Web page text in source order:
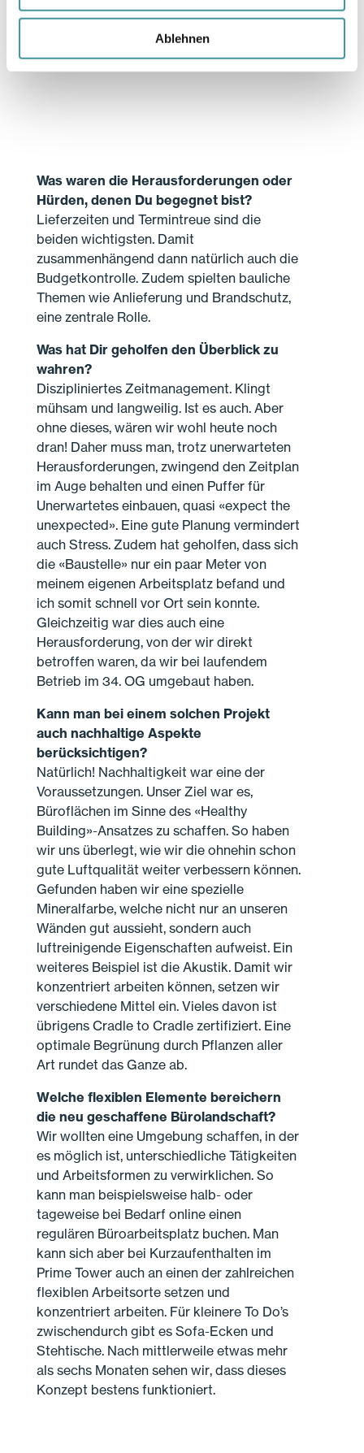
Ablehnen
einzubauen, quasi expect the
unexpected.»
Was waren die Herausforderungen oder
Hürden, denen Du begegnet bist?
Lieferzeiten und Termintreue sind die
beiden wichtigsten. Damit
zusammenhängend dann natürlich auch die
Budgetkontrolle. Zudem spielten bauliche
Themen wie Anlieferung und Brandschutz,
eine zentrale Rolle.
Was hat Dir geholfen den Überblick zu
wahren?
Diszipliniertes Zeitmanagement. Klingt
mühsam und langweilig. Ist es auch. Aber
ohne dieses, wären wir wohl heute noch
dran! Daher muss man, trotz unerwarteten
Herausforderungen, zwingend den Zeitplan
im Auge behalten und einen Puffer für
Unerwartetes einbauen, quasi «expect the
unexpected». Eine gute Planung vermindert
auch Stress. Zudem hat geholfen, dass sich
die «Baustelle» nur ein paar Meter von
meinem eigenen Arbeitsplatz befand und
ich somit schnell vor Ort sein konnte.
Gleichzeitig war dies auch eine
Herausforderung, von der wir direkt
betroffen waren, da wir bei laufendem
Betrieb im 34. OG umgebaut haben.
Kann man bei einem solchen Projekt
auch nachhaltige Aspekte
berücksichtigen?
Natürlich! Nachhaltigkeit war eine der
Voraussetzungen. Unser Ziel war es,
Büroflächen im Sinne des «Healthy
Building»-Ansatzes zu schaffen. So haben
wir uns überlegt, wie wir die ohnehin schon
gute Luftqualität weiter verbessern können.
Gefunden haben wir eine spezielle
Mineralfarbe, welche nicht nur an unseren
Wänden gut aussieht, sondern auch
luftreinigende Eigenschaften aufweist. Ein
weiteres Beispiel ist die Akustik. Damit wir
konzentriert arbeiten können, setzen wir
verschiedene Mittel ein. Vieles davon ist
übrigens Cradle to Cradle zertifiziert. Eine
optimale Begrünung durch Pflanzen aller
Art rundet das Ganze ab.
Welche flexiblen Elemente bereichern
die neu geschaffene Bürolandschaft?
Wir wollten eine Umgebung schaffen, in der
es möglich ist, unterschiedliche Tätigkeiten
und Arbeitsformen zu verwirklichen. So
kann man beispielsweise halb- oder
tageweise bei Bedarf online einen
regulären Büroarbeitsplatz buchen. Man
kann sich aber bei Kurzaufenthalten im
Prime Tower auch an einen der zahlreichen
flexiblen Arbeitsorte setzen und
konzentriert arbeiten. Für kleinere To Do’s
zwischendurch gibt es Sofa-Ecken und
Stehtische. Nach mittlerweile etwas mehr
als sechs Monaten sehen wir, dass dieses
Konzept bestens funktioniert.